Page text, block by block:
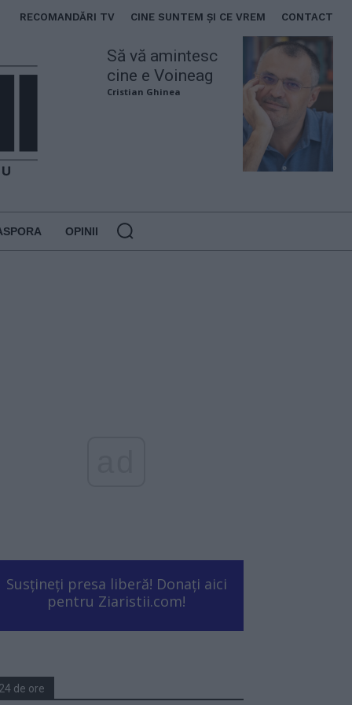
RECOMANDĂRI TV CINE SUNTEM ȘI CE VREM CONTACT
Să vă amintesc
cine e Voineag
Cristian Ghinea
OPINII
Susțineți presa liberă! Donați aici
pentru Ziaristii.com!
24 de ore